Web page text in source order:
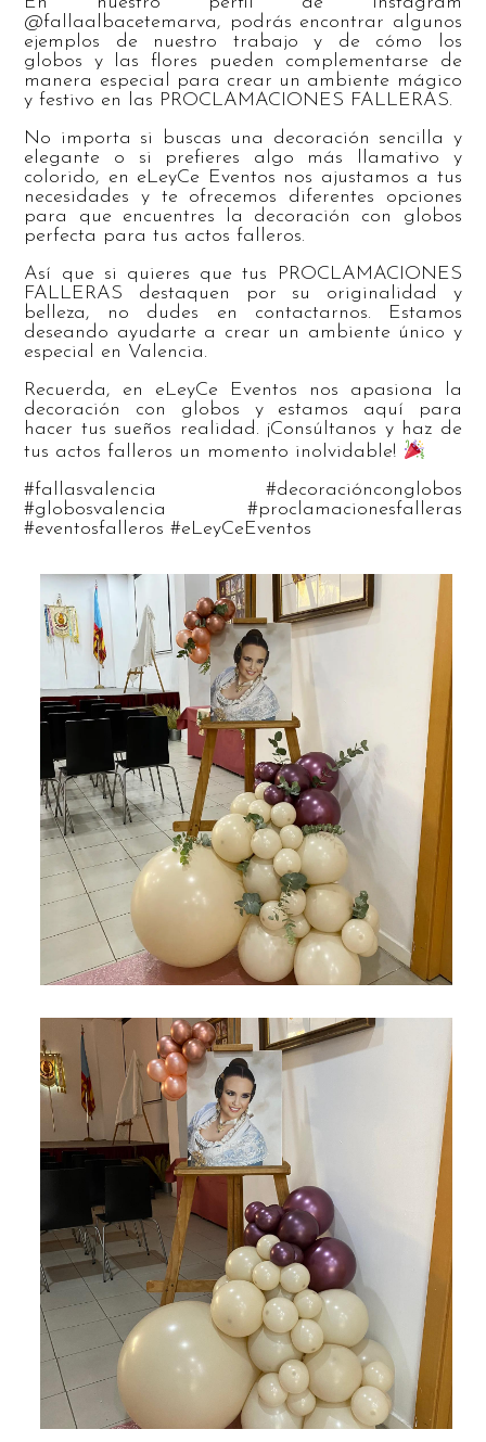
@fallaalbacetemarva, podrás encontrar algunos
ejemplos de nuestro trabajo y de cómo los
globos y las flores pueden complementarse de
manera especial para crear un ambiente mágico
y festivo en las PROCLAMACIONES FALLERAS.
No importa si buscas una decoración sencilla y
elegante o si prefieres algo más llamativo y
colorido, en eLeyCe Eventos nos ajustamos a tus
necesidades y te ofrecemos diferentes opciones
para que encuentres la decoración con globos
perfecta para tus actos falleros.
Así que si quieres que tus PROCLAMACIONES
FALLERAS destaquen por su originalidad y
belleza, no dudes en contactarnos. Estamos
deseando ayudarte a crear un ambiente único y
especial en Valencia.
Recuerda, en eLeyCe Eventos nos apasiona la
decoración con globos y estamos aquí para
hacer tus sueños realidad. ¡Consúltanos y haz de
tus actos falleros un momento inolvidable!
#fallasvalencia #decoraciónconglobos
#globosvalencia #proclamacionesfalleras
#eventosfalleros #eLeyCeEventos